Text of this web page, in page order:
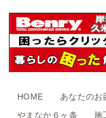
HOME
あなたのお
やまなか６ヶ条
施